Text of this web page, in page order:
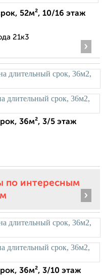
52м², 10/16 этаж
21к3
›
36м², 3/5 этаж
по интересным
›
36м², 3/10 этаж